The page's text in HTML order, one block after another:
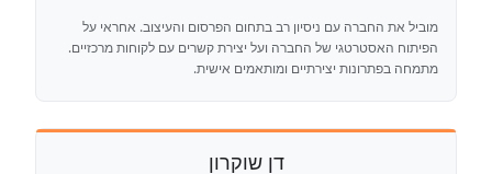
מוביל את החברה עם ניסיון רב בתחום הפרסום והעיצוב. אחראי על
הפיתוח האסטרטגי של החברה ועל יצירת קשרים עם לקוחות מרכזיים.
מתמחה בפתרונות יצירתיים ומותאמים אישית.
דן שוקרון